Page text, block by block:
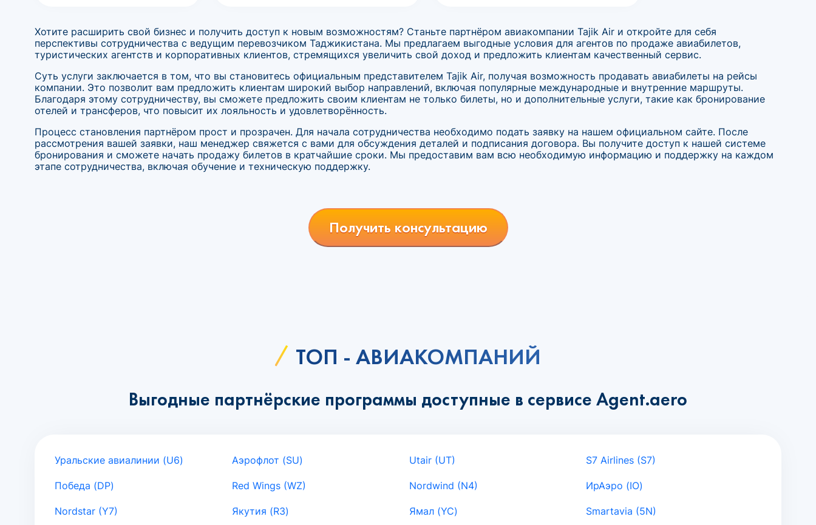
Хотите расширить свой бизнес и получить доступ к новым возможностям? Станьте партнёром авиакомпании Tajik Air и откройте для себя
перспективы сотрудничества с ведущим перевозчиком Таджикистана. Мы предлагаем выгодные условия для агентов по продаже авиабилетов,
туристических агентств и корпоративных клиентов, стремящихся увеличить свой доход и предложить клиентам качественный сервис.
Суть услуги заключается в том, что вы становитесь официальным представителем Tajik Air, получая возможность продавать авиабилеты на рейсы
компании. Это позволит вам предложить клиентам широкий выбор направлений, включая популярные международные и внутренние маршруты.
Благодаря этому сотрудничеству, вы сможете предложить своим клиентам не только билеты, но и дополнительные услуги, такие как бронирование
отелей и трансферов, что повысит их лояльность и удовлетворённость.
Процесс становления партнёром прост и прозрачен. Для начала сотрудничества необходимо подать заявку на нашем официальном сайте. После
рассмотрения вашей заявки, наш менеджер свяжется с вами для обсуждения деталей и подписания договора. Вы получите доступ к нашей системе
бронирования и сможете начать продажу билетов в кратчайшие сроки. Мы предоставим вам всю необходимую информацию и поддержку на каждом
этапе сотрудничества, включая обучение и техническую поддержку.
Получить консультацию
ТОП - АВИАКОМПАНИЙ
Выгодные партнёрские программы доступные в сервисе Agent.aero
Уральские авиалинии (U6) Аэрофлот (SU) Utair (UT) S7 Airlines (S7)
Победа (DP) Red Wings (WZ) Nordwind (N4) ИрАэро (IO)
Nordstar (Y7) Якутия (R3) Ямал (YC) Smartavia (5N)